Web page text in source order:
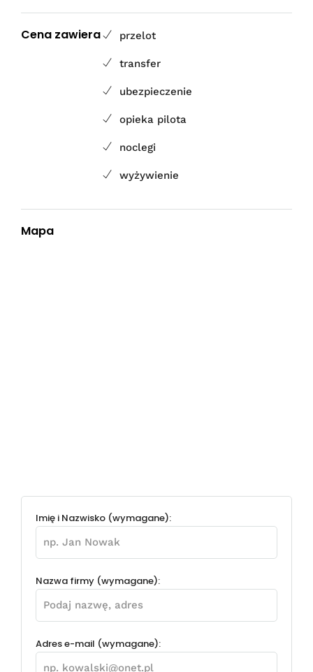
Cena zawiera przelot
transfer
ubezpieczenie
opieka pilota
noclegi
wyżywienie
Mapa
Imię i Nazwisko (wymagane):
Nazwa firmy (wymagane):
Adres e-mail (wymagane):